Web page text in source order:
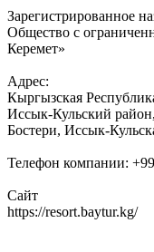
Зарегистрированное
Общество с
Керемет»
Адрес:
Кыргызская
Иссык-Кульский
Бостери, Иссык-
Телефон компании:
Сайт
https://resort.baytur.kg/